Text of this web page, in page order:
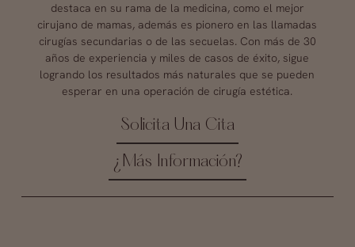
destaca en su rama de la medicina, como el mejor
cirujano de mamas, además es pionero en las llamadas
cirugías secundarias o de las secuelas. Con más de 30
años de experiencia y miles de casos de éxito, sigue
logrando los resultados más naturales que se pueden
esperar en una operación de cirugía estética.
Solicita Una Cita
¿Más Información?